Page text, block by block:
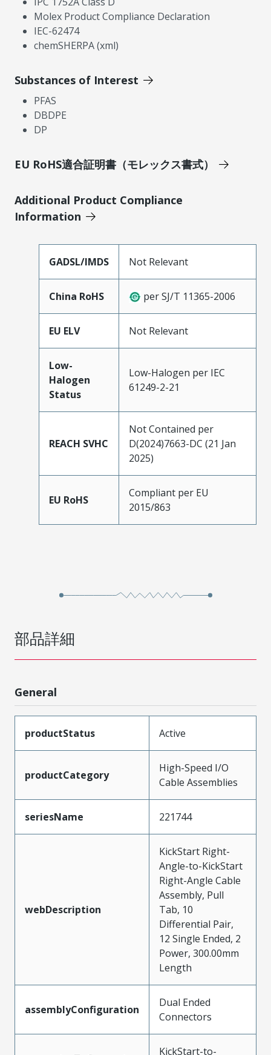
Molex Product Compliance Declaration
IEC-62474
chemSHERPA (xml)
Substances of Interest
PFAS
DBDPE
DP
EU RoHS適合証明書（モレックス書式）
Additional Product Compliance
Information
GADSL/IMDS Not Relevant
China RoHS per SJ/T 11365-2006
EU ELV Not Relevant
Low-
Halogen
Status
Low-Halogen per IEC
61249-2-21
REACH SVHC
Not Contained per
D(2024)7663-DC (21 Jan
2025)
EU RoHS
Compliant per EU
2015/863
部品詳細
General
productStatus Active
productCategory
High-Speed I/O
Cable Assemblies
seriesName 221744
webDescription
KickStart Right-
Angle-to-KickStart
Right-Angle Cable
Assembly, Pull
Tab, 10
Differential Pair,
12 Single Ended, 2
Power, 300.00mm
Length
assemblyConfiguration
Dual Ended
Connectors
KickStart-to-